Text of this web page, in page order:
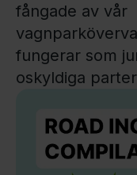
fångade av vår
fungerar som
oskyldiga